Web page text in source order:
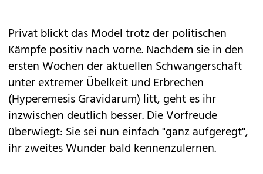
Privat blickt das Model trotz der politischen
Kämpfe positiv nach vorne. Nachdem sie in den
ersten Wochen der aktuellen Schwangerschaft
unter extremer Übelkeit und Erbrechen
(Hyperemesis Gravidarum) litt, geht es ihr
inzwischen deutlich besser. Die Vorfreude
überwiegt: Sie sei nun einfach "ganz aufgeregt",
ihr zweites Wunder bald kennenzulernen.